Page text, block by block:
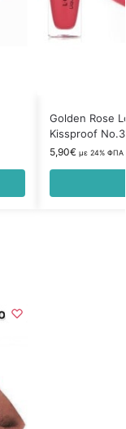
Golden Rose
Kissproof
5,90€ με 24% ΦΠΑ